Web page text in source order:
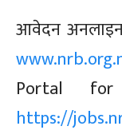
आवेदन
Portal for
https://